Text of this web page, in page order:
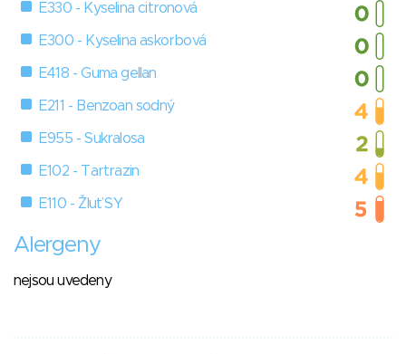
E330 - Kyselina citronová
E300 - Kyselina askorbová
E418 - Guma gellan
E211 - Benzoan sodný
E955 - Sukralosa
E102 - Tartrazin
E110 - Žluť SY
Alergeny
nejsou uvedeny